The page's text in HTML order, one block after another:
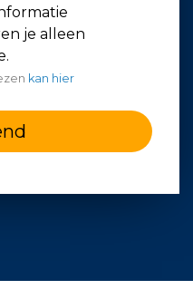
je alleen
kan hier